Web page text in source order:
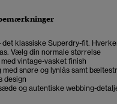
det klassiske Superdry-fit.
Vælg din normale størrelse
vintage-vasket finish
med snøre og lynlås samt
design
og autentiske webbing-